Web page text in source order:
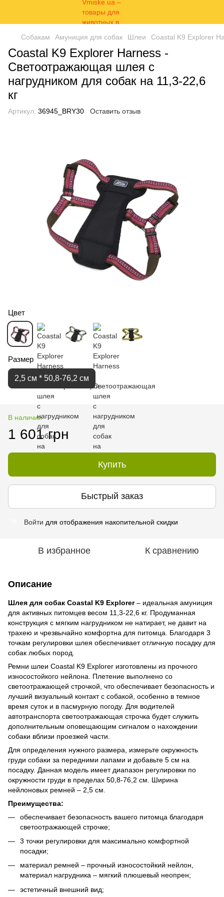
Собакам Амуниция для собак Шлеи Coastal K9 Explorer
Coastal K9 Explorer Harness -
Светоотражающая шлея с
нагрудником для собак на 11,3-22,6
кг
Артикул: 36945_BRY30 Оставить отзыв
Цвет
Размер
2,5 см * 50,8-76,2 см
В наличии
1 601 грн
Купить
Быстрый заказ
Войти для отображения накопительной скидки
В избранное К сравнению
Описание
Шлея для собак Coastal K9 Explorer– идеальная амуниция
для активных питомцев весом 11,3-22,6 кг. Продуманная
конструкция с мягким нагрудником не натирает, не давит на
трахею и чрезвычайно комфортна для питомца. Благодаря 3
точкам регулировки шлея обеспечивает отличную посадку для
собак любых пород.
Ремни шлеи Coastal K9 Explorer изготовлены из прочного
износостойкого нейлона. Плетение выполнено со
светоотражающей строчкой, что обеспечивает безопасность и
лучший визуальный контакт с собакой, особенно в темное
время суток и в пасмурную погоду. Для водителей
автотранспорта светоотражающая строчка будет служить
дополнительным оповещающим сигналом о нахождении
собаки вблизи проезжей части.
Для определения нужного размера, измерьте окружность
груди собаки за передними лапами и добавьте 5 см на
посадку. Данная модель имеет диапазон регулировки по
окружности груди в пределах 50,8-76,2 см. Ширина
нейлоновых ремней – 2,5 см.
Преимущества:
обеспечивает безопасность вашего питомца благодаря
светоотражающей строчке;
3 точки регулировки для максимально комфортной
посадки;
материал ремней – прочный износостойкий нейлон,
материал нагрудника – мягкий плюшевый неопрен;
эстетичный внешний вид;